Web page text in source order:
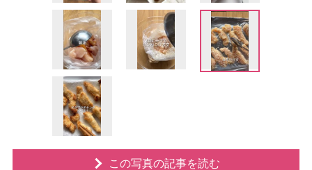
この写真の記事を読む